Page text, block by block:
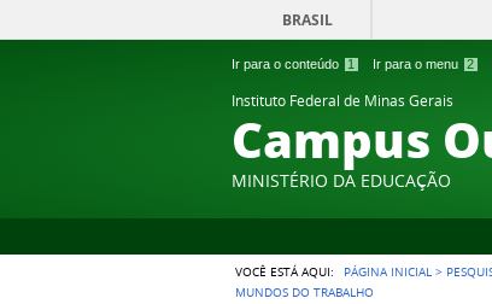
Ir para o conteúdo 1 Ir para o menu 2
BRASIL
Instituto Federal de Minas Gerais
Campus
MINISTÉRIO DA EDUCAÇÃO
VOCÊ ESTÁ AQUI: PÁGINA INICIAL >
MUNDOS DO TRABALHO